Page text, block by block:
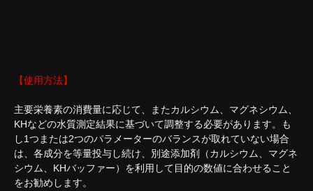
【使用方法】
主要栄養素の消費量に応じて、またカルシウム、マグネシウム、
KHなどの水質測定結果に基づいて調整する必要があります。も
し1つまたは2つのパラメーターのバランスが取れていない場合
は、各成分を等量投与し続け、別途添加剤（カルシウム、マグネ
シウム、KHバッファー）を利用して目的の数値に合わせること
をお勧めします。